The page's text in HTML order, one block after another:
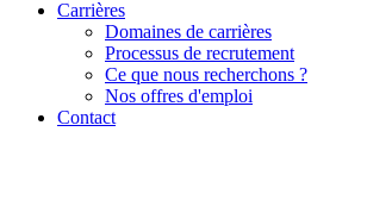
Carrières
Domaines de carrières
Processus de recrutement
Ce que nous recherchons ?
Nos offres d'emploi
Contact